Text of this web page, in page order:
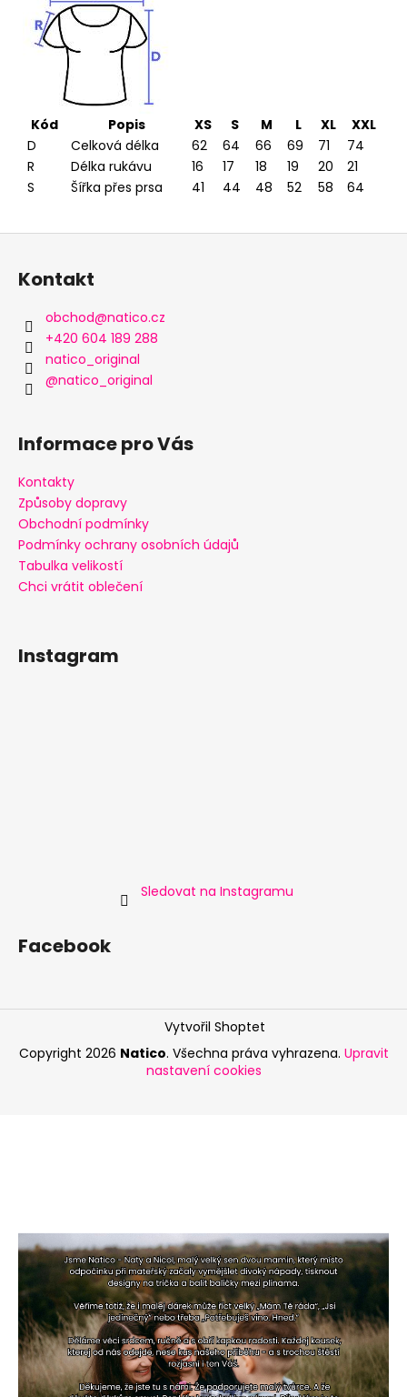
Kód Popis XS S M L XL
XXL
D
Celková délka 62 64 66 69 71
74
R
Délka rukávu 16 17 18 19 20
21
S
Šířka přes prsa 41 44 48 52 58 64
Z
Kontakt
obchod@natico.cz
+420 604 189 288
natico_original
@natico_original
Informace pro Vás
Kontakty
Způsoby dopravy
Obchodní podmínky
Podmínky ochrany osobních údajů
Tabulka velikostí
Chci vrátit oblečení
Instagram
Sledovat na Instagramu
Facebook
Vytvořil Shoptet
Copyright 2026 Natico. Všechna práva vyhrazena. Upravit
nastavení cookies